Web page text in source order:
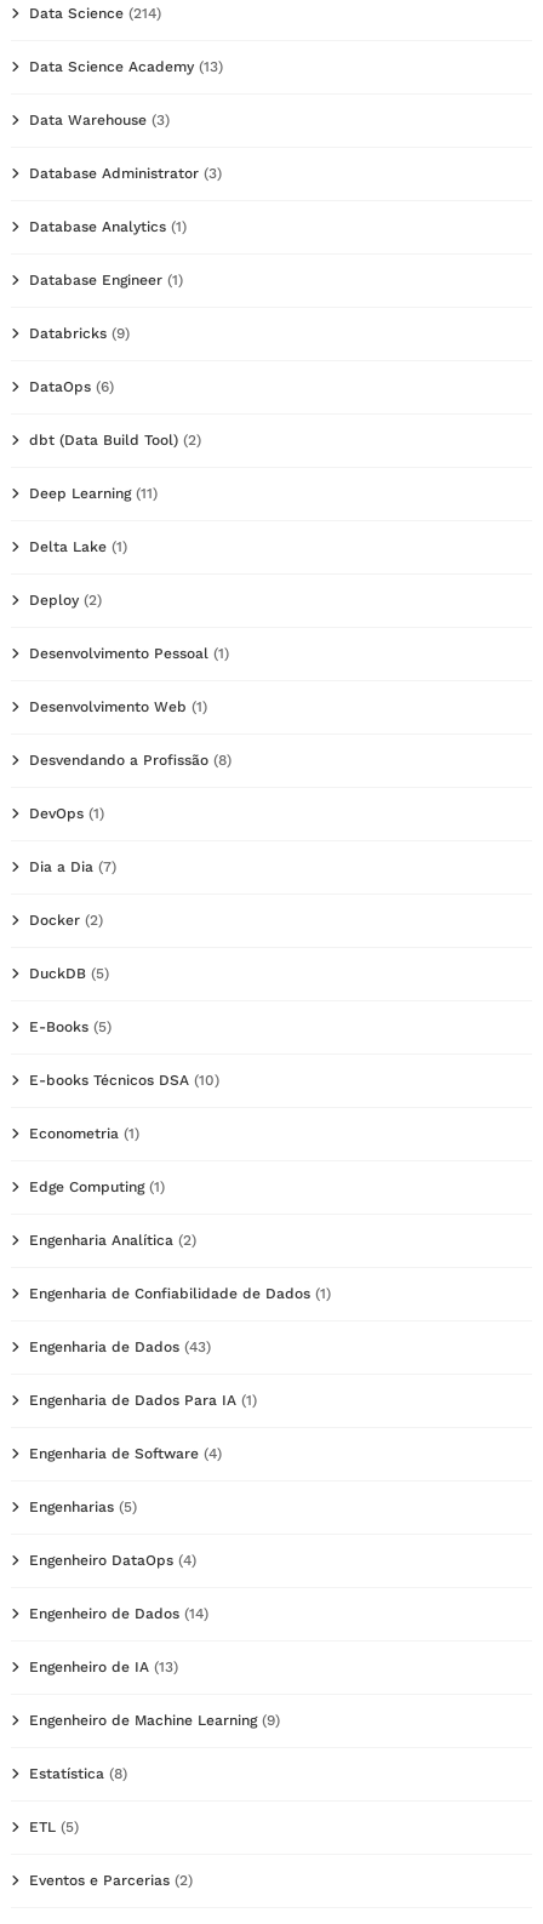
Data Science (214)
Data Science Academy (13)
Data Warehouse (3)
Database Administrator (3)
Database Analytics (1)
Database Engineer (1)
Databricks (9)
DataOps (6)
dbt (Data Build Tool) (2)
Deep Learning(11)
Delta Lake (1)
Deploy (2)
Desenvolvimento Pessoal (1)
Desenvolvimento Web (1)
Desvendando a Profissão (8)
DevOps (1)
Dia a Dia (7)
Docker (2)
DuckDB (5)
E-Books (5)
E-books Técnicos DSA (10)
Econometria (1)
Edge Computing(1)
Engenharia Analítica (2)
Engenharia de Confiabilidade de Dados (1)
Engenharia de Dados (43)
Engenharia de Dados Para IA (1)
Engenharia de Software (4)
Engenharias (5)
Engenheiro DataOps (4)
Engenheiro de Dados (14)
Engenheiro de IA (13)
Engenheiro de Machine Learning(9)
Estatística (8)
ETL (5)
Eventos e Parcerias (2)